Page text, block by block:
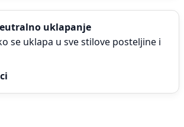
uklapanje
se uklapa u sve stilove posteljine i